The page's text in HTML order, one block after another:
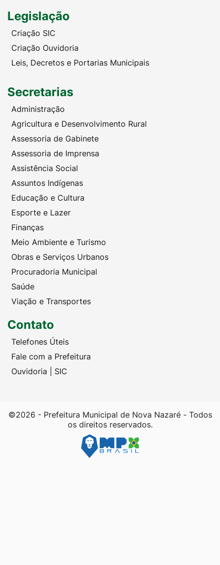
Legislação
Criação SIC
Criação Ouvidoria
Leis, Decretos e Portarias Municipais
Secretarias
Administração
Agricultura e Desenvolvimento Rural
Assessoria de Gabinete
Assessoria de Imprensa
Assistência Social
Assuntos Indígenas
Educação e Cultura
Esporte e Lazer
Finanças
Meio Ambiente e Turismo
Obras e Serviços Urbanos
Procuradoria Municipal
Saúde
Viação e Transportes
Contato
Telefones Úteis
Fale com a Prefeitura
Ouvidoria | SIC
©2026 - Prefeitura Municipal de Nova Nazaré - Todos
os direitos reservados.